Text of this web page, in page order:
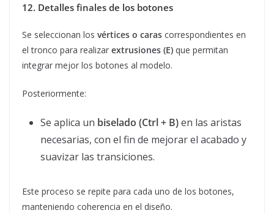
12. Detalles finales de los botones
Se seleccionan los vértices o caras correspondientes en
el tronco para realizar extrusiones (E) que permitan
integrar mejor los botones al modelo.
Posteriormente:
Se aplica un biselado (Ctrl + B)en las aristas
necesarias, con el fin de mejorar el acabado y
suavizar las transiciones.
Este proceso se repite para cada uno de los botones,
manteniendo coherencia en el diseño.